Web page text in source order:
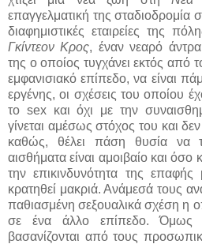
επαγγελματική της σταδιοδρομία
διαφημιστικές εταιρείες της
Γκίντεον Κρος, έναν νεαρό
της ο οποίος τυγχάνει εκτός από
εμφανισιακό επίπεδο, να είναι
εργένης, οι σχέσεις του οποίου
το sex και όχι με την
γίνεται αμέσως στόχος του και
καθώς, θέλει πάση θυσία να
αισθήματα είναι αμοιβαίο και όσο
την επικινδυνότητα της
κρατηθεί μακριά. Ανάμεσά τους
παθιασμένη σεξουαλικά σχέση η
σε ένα άλλο επίπεδο. Όμως
βασανίζονται από τους